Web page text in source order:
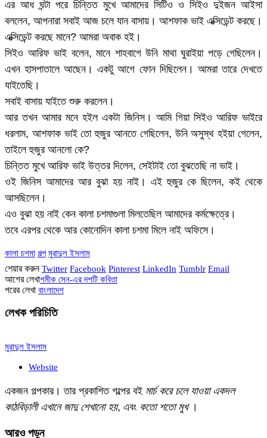
এর আধ ঘন্টা পরে চিন্তিত মুখে আমাদের সিটিও ও সিইও দুইজন আইসা
বললেন, আপনারা সবাই আজ চলে যান বাসায়। আশফাক ভাই এক্সিডেন্ট করছে।
এক্সিডেন্ট করছে মানে? আমরা অবাক হই।
সিইও আরিফ ভাই বলেন, মানে শাহবাগে উনি মাথা ঘুরাইয়া পড়ে গেছিলেন।
এখন হাসপাতালে আছেন। একটু আগে ফোন দিছিলেন। আমরা তারে দেখতে
যাইতেছি।
সবাই বাসায় যাইতে শুরু করলেন।
আর তখন আমার মনে হইল একটা জিনিস। আমি গিয়া সিইও আরিফ ভাইরে
ধরলাম, আশফাক ভাই তো হুজুর আনতে গেছিলেন, উনি অসুস্থ হইয়া গেলেন,
তাইলে হুজুর আনলো কে?
চিন্তিত মুখে আরিফ ভাই উত্তর দিলেন, সেইটাই তো বুঝতেছি না ভাই।
ওই জিনিস আমাদের আর বুঝা হয় নাই। এই হুজুর কে ছিলেন, কই থেকে
আসছিলেন।
এও বুঝা হয় নাই কেন কালা চশমাগুলা মিলতেছিল আমাদের কর্মক্ষেত্রে।
তবে এরপর থেকে আর কোনোদিন কালা চশমা মিলে নাই অফিসে।
কালা চশমা গল্প মুরাদুল ইসলাম
শেয়ার করুন Twitter Facebook Pinterest LinkedIn Tumblr Email
আগের লেখাশমীক সেন-এর দশটি কবিতা
পরের লেখা বাংলাদেশ
লেখক পরিচিতি
মুরাদুল ইসলাম
Website
একজন গল্পকার। তার প্রকাশিত গল্পের বই মার্চ করে চলে যাওয়া একদল
কাঠবিড়ালী এখানে জাদু শেখানো হয়, এবং কতো শতো মুখ।
আরওপড়ুন